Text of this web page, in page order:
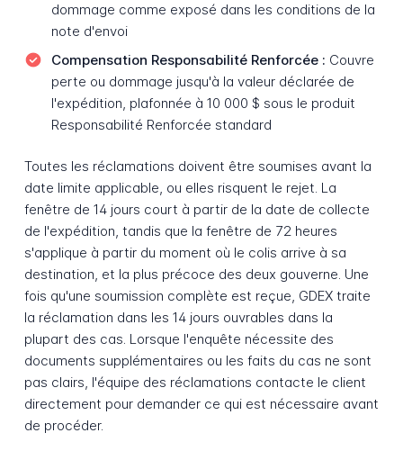
dommage comme exposé dans les conditions de la
note d'envoi
Compensation Responsabilité Renforcée : Couvre
perte ou dommage jusqu'à la valeur déclarée de
l'expédition, plafonnée à 10 000 $ sous le produit
Responsabilité Renforcée standard
Toutes les réclamations doivent être soumises avant la
date limite applicable, ou elles risquent le rejet. La
fenêtre de 14 jours court à partir de la date de collecte
de l'expédition, tandis que la fenêtre de 72 heures
s'applique à partir du moment où le colis arrive à sa
destination, et la plus précoce des deux gouverne. Une
fois qu'une soumission complète est reçue, GDEX traite
la réclamation dans les 14 jours ouvrables dans la
plupart des cas. Lorsque l'enquête nécessite des
documents supplémentaires ou les faits du cas ne sont
pas clairs, l'équipe des réclamations contacte le client
directement pour demander ce qui est nécessaire avant
de procéder.